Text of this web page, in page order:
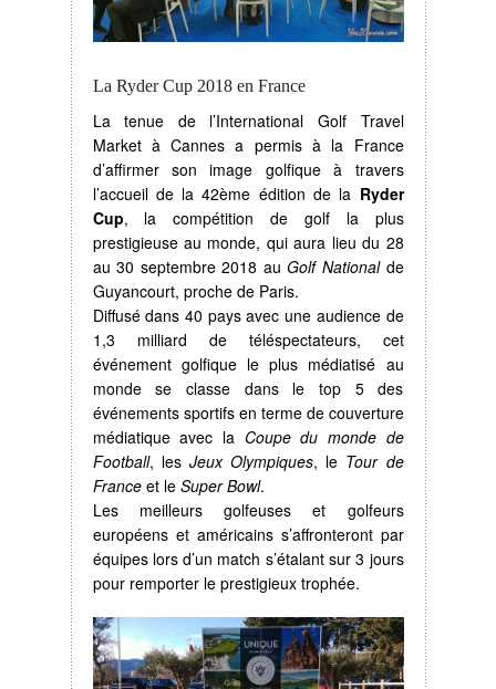
La Ryder Cup 2018 en France
La tenue de l’International Golf Travel
Market à Cannes a permis à la France
d’affirmer son image golfique à travers
l’accueil de la 42ème édition de la Ryder
Cup, la compétition de golf la plus
prestigieuse au monde, qui aura lieu du 28
au 30 septembre 2018 auGolf Nationalde
Guyancourt, proche de Paris.
Diffusé dans 40 pays avec une audience de
1,3 milliard de téléspectateurs, cet
événement golfique le plus médiatisé au
monde se classe dans le top 5 des
événements sportifs en terme de couverture
médiatique avec la Coupe du monde de
Football, les Jeux Olympiques, le Tour de
Franceet le Super Bowl.
Les meilleurs golfeuses et golfeurs
européens et américains s’affronteront par
équipes lors d’un match s’étalant sur 3 jours
pour remporter le prestigieux trophée.